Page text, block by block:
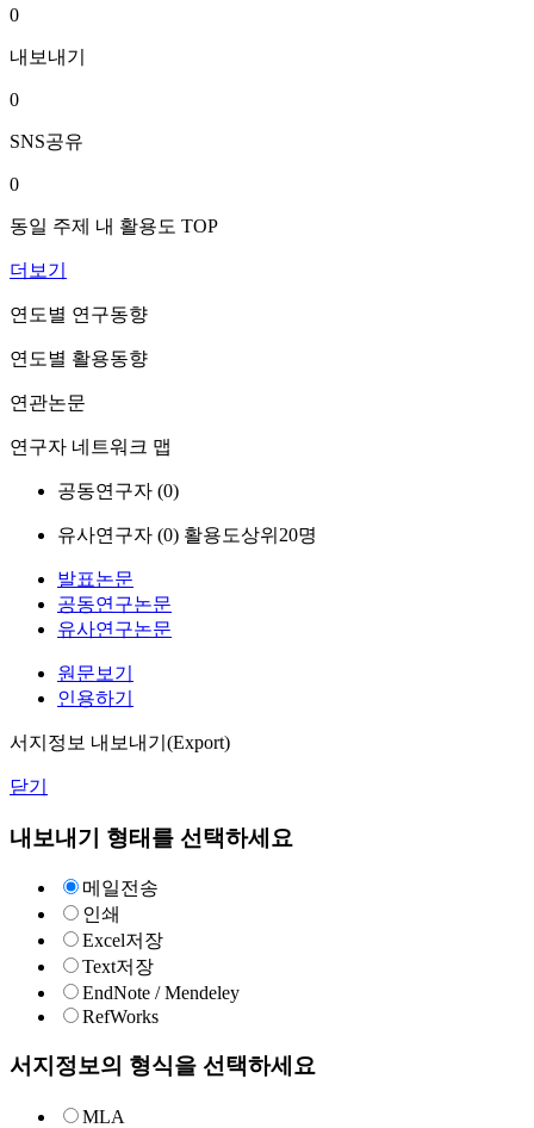
0
내보내기
0
SNS공유
0
동일 주제 내 활용도 TOP
더보기
연도별 연구동향
연도별 활용동향
연관논문
연구자 네트워크 맵
공동연구자 (0)
유사연구자 (0) 활용도상위20명
발표논문
공동연구논문
유사연구논문
원문보기
인용하기
서지정보 내보내기(Export)
닫기
내보내기 형태를 선택하세요
메일전송
인쇄
Excel저장
Text저장
EndNote / Mendeley
RefWorks
서지정보의 형식을 선택하세요
MLA